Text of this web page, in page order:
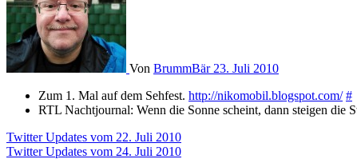
Von BrummBär 23. Juli 2010
Zum 1. Mal auf dem Sehfest. http://nikomobil.blogspot.com/ #
RTL Nachtjournal: Wenn die Sonne scheint, dann steigen
Beitragsnavigation
Twitter Updates vom 22. Juli 2010
Twitter Updates vom 24. Juli 2010